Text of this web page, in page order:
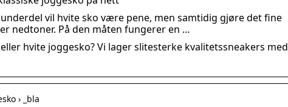
vil hvite sko være pene, men samtidig gjøre det fine
nedtoner. På den måten fungerer en …
hvite joggesko? Vi lager slitesterke kvalitetssneakers med
› _bla